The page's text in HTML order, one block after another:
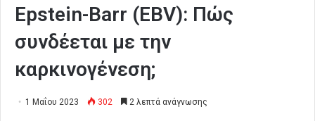
Epstein-Barr (EBV): Πώς
συνδέεται με την
καρκινογένεση;
1 Μαΐου 2023 302 2 λεπτά ανάγνωσης